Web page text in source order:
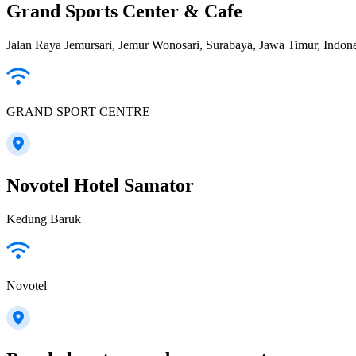
Grand Sports Center & Cafe
Jalan Raya Jemursari, Jemur Wonosari, Surabaya, Jawa Timur,
GRAND SPORT CENTRE
Novotel Hotel Samator
Kedung Baruk
Novotel